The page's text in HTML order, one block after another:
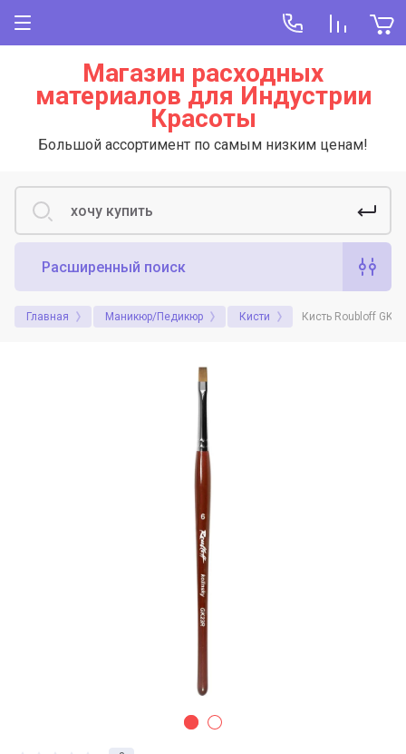
Магазин расходных
материалов для Индустрии
Красоты
Большой ассортимент по самым низким ценам!
Расширенный поиск
Главная Маникюр/Педикюр Кисти Кисть Roubloff